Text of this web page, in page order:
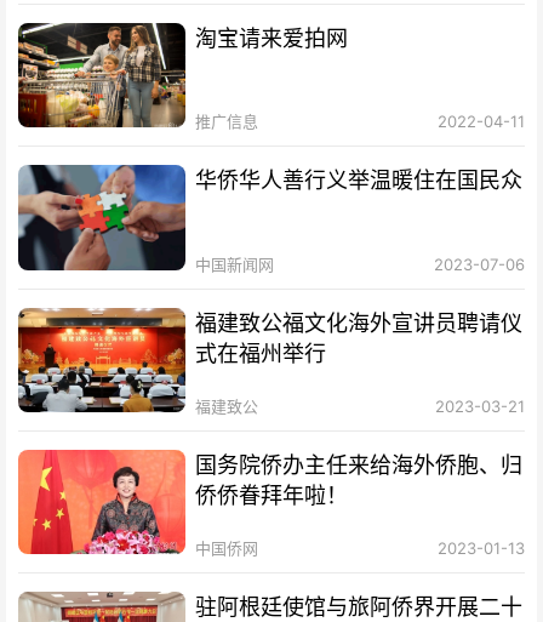
淘宝请来爱拍网
推广信息 2022-04-11
华侨华人善行义举温暖住在国民众
中国新闻网 2023-07-06
福建致公福文化海外宣讲员聘请仪
式在福州举行
福建致公 2023-03-21
国务院侨办主任来给海外侨胞、归
侨侨眷拜年啦！
中国侨网 2023-01-13
驻阿根廷使馆与旅阿侨界开展二十